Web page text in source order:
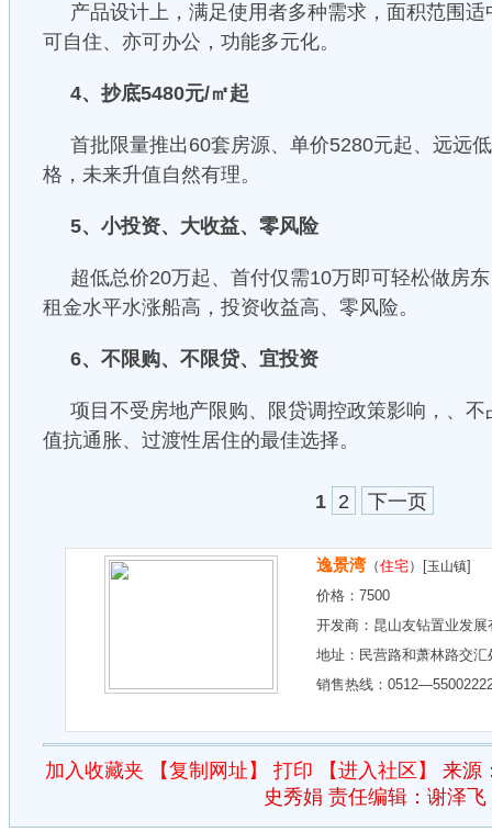
产品设计上，满足使用者多种需求，面积范围
可自住、亦可办公，功能多元化。
4、抄底5480元/㎡起
首批限量推出60套房源、单价5280元起、远远
格，未来升值自然有理。
5、小投资、大收益、零风险
超低总价20万起、首付仅需10万即可轻松做房
租金水平水涨船高，投资收益高、零风险。
6、不限购、不限贷、宜投资
项目不受房地产限购、限贷调控政策影响，、
值抗通胀、过渡性居住的最佳选择。
1 2 下一页
逸景湾（住宅）[玉山镇]
价格： 7500
开发商： 昆山友钻置业发展
地址： 民营路和萧林路交汇
销售热线：
加入收藏夹 【复制网址】 打印 【进入社区】
来源
史秀娟 责任编辑：谢泽飞